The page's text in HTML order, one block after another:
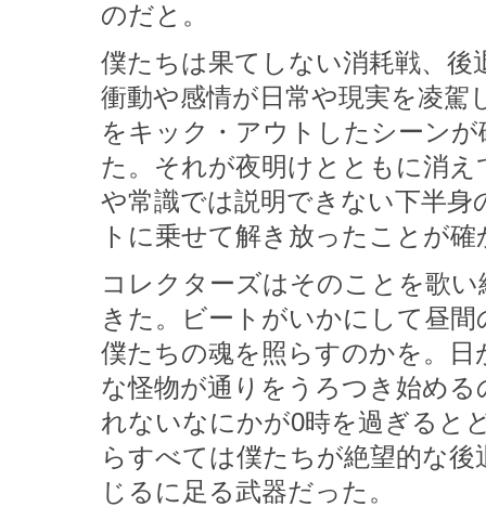
のだと。
僕たちは果てしない消耗戦、
衝動や感情が日常や現実を凌
をキック・アウトしたシーン
た。それが夜明けとともに消
や常識では説明できない下半
トに乗せて解き放ったことが
コレクターズはそのことを歌
きた。ビートがいかにして昼
僕たちの魂を照らすのかを。
な怪物が通りをうろつき始め
れないなにかが0時を過ぎると
らすべては僕たちが絶望的な
じるに足る武器だった。